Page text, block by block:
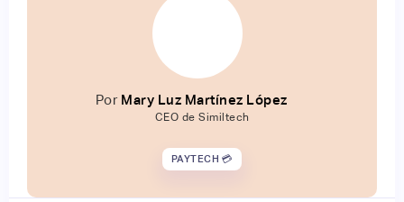
Por Mary Luz Martínez López
CEO de Similtech
PAYTECH 💳